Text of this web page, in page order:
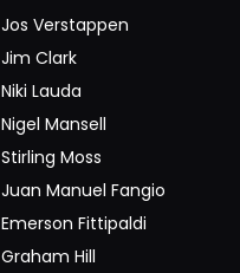
Jos Verstappen
Jim Clark
Niki Lauda
Nigel Mansell
Stirling Moss
Juan Manuel Fangio
Emerson Fittipaldi
Graham Hill